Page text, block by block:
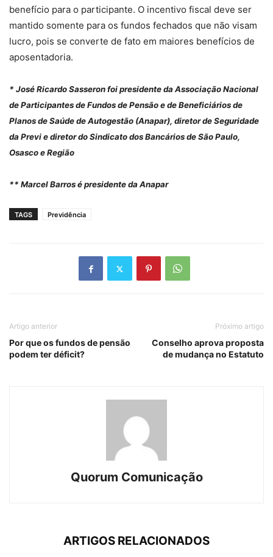
benefício para o participante. O incentivo fiscal deve ser
mantido somente para os fundos fechados que não visam
lucro, pois se converte de fato em maiores benefícios de
aposentadoria.
* José Ricardo Sasseron foi presidente da Associação Nacional
de Participantes de Fundos de Pensão e de Beneficiários de
Planos de Saúde de Autogestão (Anapar), diretor de Seguridade
da Previ e diretor do Sindicato dos Bancários de São Paulo,
Osasco e Região
** Marcel Barros é presidente da Anapar
TAGS Previdência
Artigo anterior
Por que os fundos de pensão
podem ter déficit?
Próximo artigo
Conselho aprova proposta
de mudança no Estatuto
Quorum Comunicação
ARTIGOS RELACIONADOS